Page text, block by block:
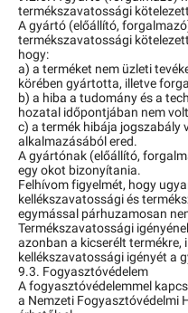
termékszavatossági
A gyártó (előállító,
termékszavatossági
hogy:
a) a terméket nem üzleti
körében gyártotta, illetve
b) a hiba a tudomány és a
hozatal időpontjában nem
c) a termék hibája jogszabály
alkalmazásából ered.
A gyártónak (előállító,
egy okot bizonyítania.
Felhívom figyelmét, hogy
kellékszavatossági és
egymással párhuzamosan
Termékszavatossági
azonban a kicserélt
kellékszavatossági igényét a
9.3. Fogyasztóvédelem
A fogyasztóvédelemmel
a Nemzeti Fogyasztóvédelmi